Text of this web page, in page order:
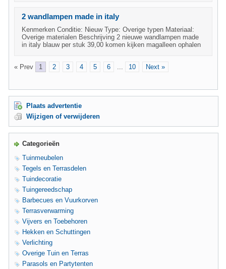
2 wandlampen made in italy
Kenmerken Conditie: Nieuw Type: Overige typen Materiaal:
Overige materialen Beschrijving 2 nieuwe wandlampen made
in italy blauw per stuk 39,00 komen kijken magalleen ophalen
« Prev 1 2 3 4 5 6 ... 10 Next »
Plaats advertentie
Wijzigen of verwijderen
Categorieën
Tuinmeubelen
Tegels en Terrasdelen
Tuindecoratie
Tuingereedschap
Barbecues en Vuurkorven
Terrasverwarming
Vijvers en Toebehoren
Hekken en Schuttingen
Verlichting
Overige Tuin en Terras
Parasols en Partytenten